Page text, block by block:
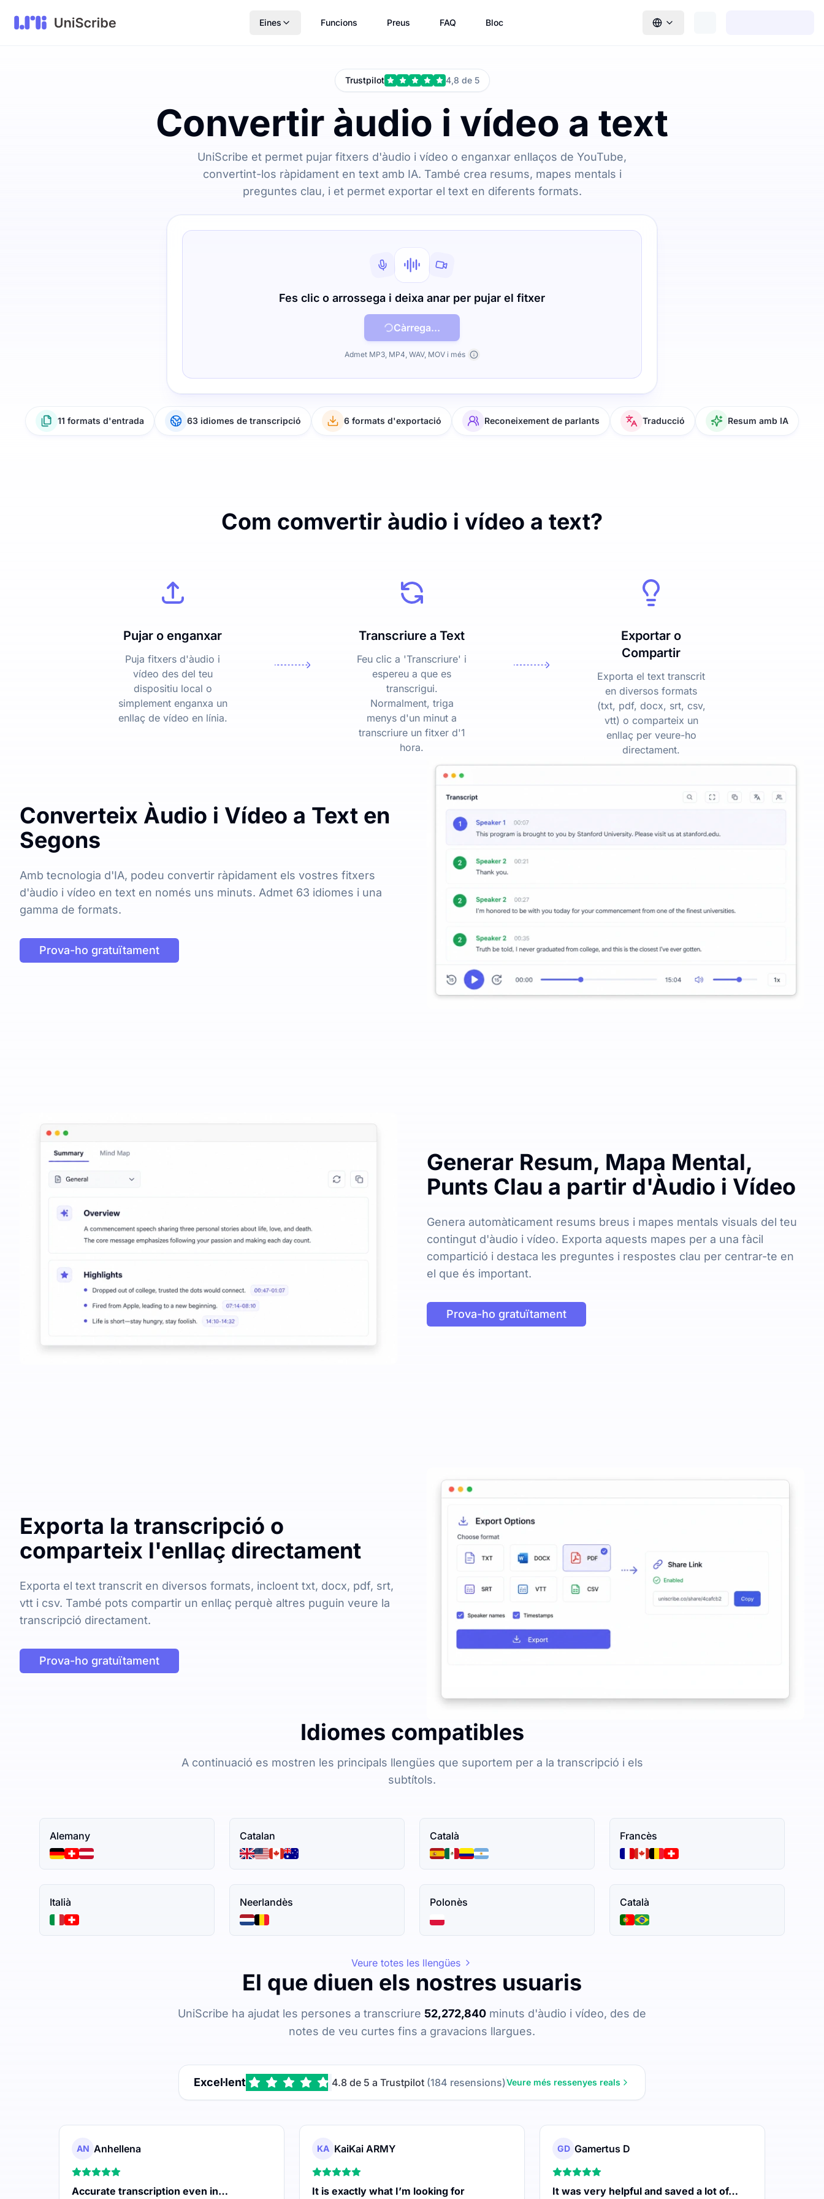
Eines Funcions Preus FAQ Bloc
Trustpilot 4,8 de 5
Convertir àudio i vídeo a text
UniScribe et permet pujar fitxers d'àudio i vídeo o enganxar enllaços de YouTube,
convertint-los ràpidament en text amb IA. També crea resums, mapes mentals i
preguntes clau, i et permet exportar el text en diferents formats.
Fes clic o arrossega i deixa anar per pujar el fitxer
Càrrega...
Admet MP3, MP4, WAV, MOV i més
11 formats d'entrada 63 idiomes de transcripció 6 formats d'exportació Reconeixement de parlants Traducció Resum amb IA
Com comvertir àudio i vídeo a text?
Pujar o enganxar
Puja fitxers d'àudio i
vídeo des del teu
dispositiu local o
simplement enganxa un
enllaç de vídeo en línia.
Transcriure a Text
Feu clic a 'Transcriure' i
espereu a que es
transcrigui.
Normalment, triga
menys d'un minut a
transcriure un fitxer d'1
hora.
Exportar o
Compartir
Exporta el text transcrit
en diversos formats
(txt, pdf, docx, srt, csv,
vtt) o comparteix un
enllaç per veure-ho
directament.
Converteix Àudio i Vídeo a Text en
Segons
Amb tecnologia d'IA, podeu convertir ràpidament els vostres fitxers
d'àudio i vídeo en text en només uns minuts. Admet 63 idiomes i una
gamma de formats.
Prova-ho gratuïtament
Generar Resum, Mapa Mental,
Punts Clau a partir d'Àudio i Vídeo
Genera automàticament resums breus i mapes mentals visuals del teu
contingut d'àudio i vídeo. Exporta aquests mapes per a una fàcil
compartició i destaca les preguntes i respostes clau per centrar-te en
el que és important.
Prova-ho gratuïtament
Exporta la transcripció o
comparteix l'enllaç directament
Exporta el text transcrit en diversos formats, incloent txt, docx, pdf, srt,
vtt i csv. També pots compartir un enllaç perquè altres puguin veure la
transcripció directament.
Prova-ho gratuïtament
Idiomes compatibles
A continuació es mostren les principals llengües que suportem per a la transcripció i els
subtítols.
Alemany Catalan Català Francès
Italià Neerlandès Polonès Català
Veure totes les llengües
El que diuen els nostres usuaris
UniScribe ha ajudat les persones a transcriure 52,272,840 minuts d'àudio i vídeo, des de
notes de veu curtes fins a gravacions llargues.
Excel·lent 4.8 de 5 a Trustpilot (184 resensions)Veure més ressenyes reals
AN Anhellena
Accurate transcription even in…
KA KaiKai ARMY
It is exactly what I’m looking for
GD Gamertus D
It was very helpful and saved a lot of…